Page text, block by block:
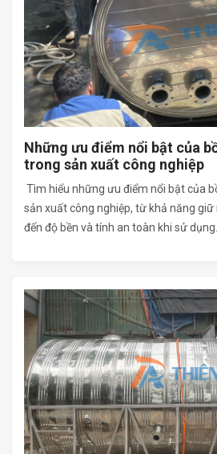
Những ưu điểm nổi bật của
trong sản xuất công nghiệp
Tìm hiểu những ưu điểm nổi bật của
sản xuất công nghiệp, từ khả năng
đến độ bền và tính an toàn khi sử dụng.